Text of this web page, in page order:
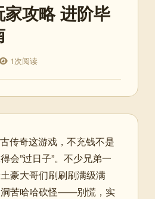
攻略 进阶毕
1次阅读
传奇这游戏，不充钱不是
会”过日子”。不少兄弟一
豪大哥们刷刷刷满级满
苦哈哈砍怪——别慌，实